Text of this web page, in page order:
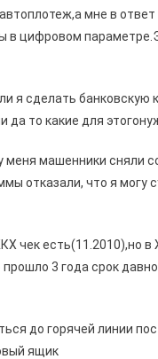
мне в
цифровом
я сделать банковскую
да то какие для
меня машенники сняли
отказали, что я могу
чек есть(11.2010),но
3 года срок
до горячей линии
ящик